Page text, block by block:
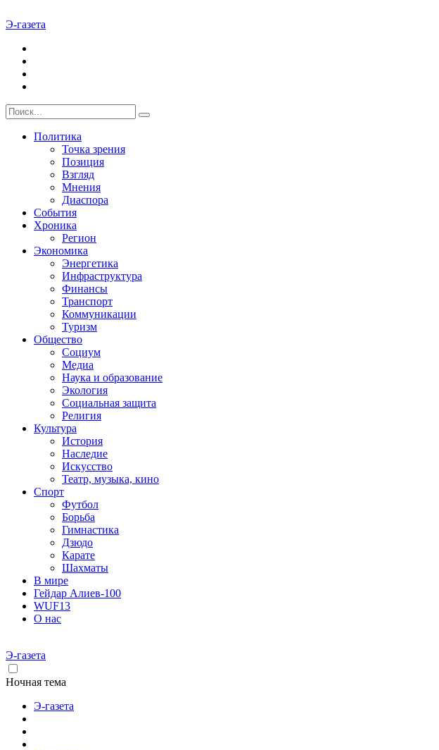
Э-газета
Политика
Точка зрения
Позиция
Взгляд
Мнения
Диаспора
События
Хроника
Регион
Экономика
Энергетика
Инфраструктура
Финансы
Транспорт
Коммуникации
Туризм
Общество
Социум
Медиа
Наука и образование
Экология
Социальная защита
Религия
Культура
История
Наследие
Искусство
Театр, музыка, кино
Спорт
Футбол
Борьба
Гимнастика
Дзюдо
Карате
Шахматы
В мире
Гейдар Алиев-100
WUF13
О нас
Э-газета
Ночная тема
Э-газета